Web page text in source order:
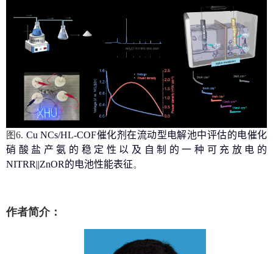
图6. Cu NCs/HL-COF催化剂在流动型电解池中评估的电催化
硝酸盐产氨的稳定性 以及 自制的一种可充放电的
NITRR||ZnOR的电池性能表征。
作者简介：